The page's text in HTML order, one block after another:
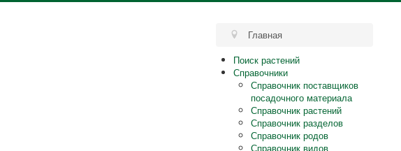
Главная
Поиск растений
Справочники
Справочник поставщиков
посадочного материала
Справочник растений
Справочник разделов
Справочник родов
Справочник видов